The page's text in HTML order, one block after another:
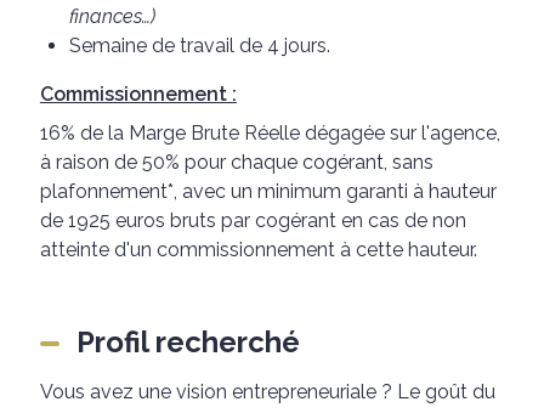
finances…)
Semaine de travail de 4 jours.
Commissionnement :
16% de la Marge Brute Réelle dégagée sur l'agence,
à raison de 50% pour chaque cogérant, sans
plafonnement*, avec un minimum garanti à hauteur
de 1925 euros bruts par cogérant en cas de non
atteinte d'un commissionnement à cette hauteur.
Profil recherché
Vous avez une vision entrepreneuriale ? Le goût du